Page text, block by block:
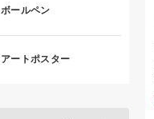
ボールペン
アートポスター